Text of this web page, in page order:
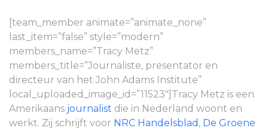
[team_member animate=”animate_none”
last_item=”false” style=”modern”
members_name=”Tracy Metz”
members_title=”Journaliste, presentator en
directeur van het John Adams Institute”
local_uploaded_image_id=”11523″]Tracy Metz is een
Amerikaans journalist die in Nederland woont en
werkt. Zij schrijft voor NRC Handelsblad , De Groene